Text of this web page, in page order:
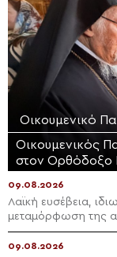
Οικουμενικό
Οικουμενικός
στον Ορθόδοξο
09.08.2026
Λαϊκή ευσέβεια,
μεταμόρφωση της
09.08.2026